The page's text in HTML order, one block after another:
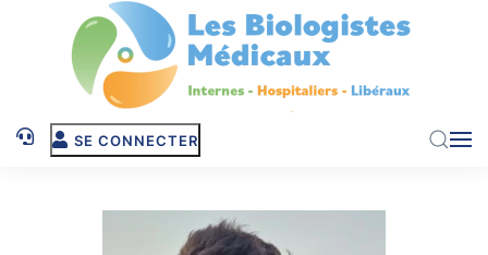
Skip to main content
SE CONNECTER